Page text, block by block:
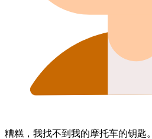
糟糕，​我​找不到​我的​摩托车的​钥匙。